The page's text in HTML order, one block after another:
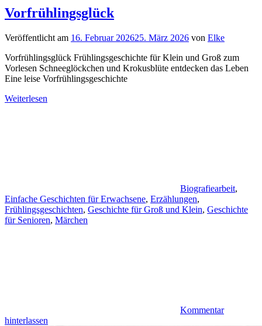
Vorfrühlingsglück
Veröffentlicht am 16. Februar 202625. März 2026 von Elke
Vorfrühlingsglück Frühlingsgeschichte für Klein und Groß zum
Vorlesen Schneeglöckchen und Krokusblüte entdecken das Leben
Eine leise Vorfrühlingsgeschichte
Weiterlesen
Biografiearbeit,
Einfache Geschichten für Erwachsene, Erzählungen,
Frühlingsgeschichten, Geschichte für Groß und Klein, Geschichte
für Senioren, Märchen
Kommentar
hinterlassen